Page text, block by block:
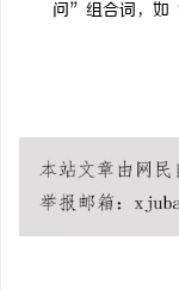
问”组合词，如